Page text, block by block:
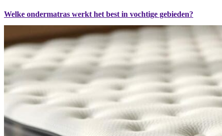
Welke ondermatras werkt het best in vochtige gebieden?